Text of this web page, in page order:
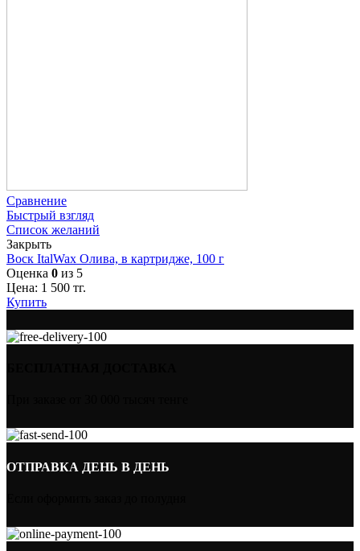
Сравнение
Быстрый взгляд
Список желаний
Закрыть
Воск ItalWax Олива, в картридже, 100 г
Оценка 0 из 5
Цена: 1 500 тг.
Купить
ОТПРАВКА ДЕНЬ В ДЕНЬ